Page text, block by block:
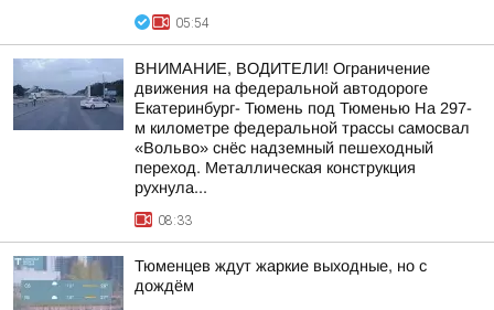
05:54
ВНИМАНИЕ, ВОДИТЕЛИ! Ограничение
движения на федеральной автодороге
Екатеринбург- Тюмень под Тюменью На 297-
м километре федеральной трассы самосвал
«Вольво» снёс надземный пешеходный
переход. Металлическая конструкция
рухнула...
08:33
Тюменцев ждут жаркие выходные, но с
дождём